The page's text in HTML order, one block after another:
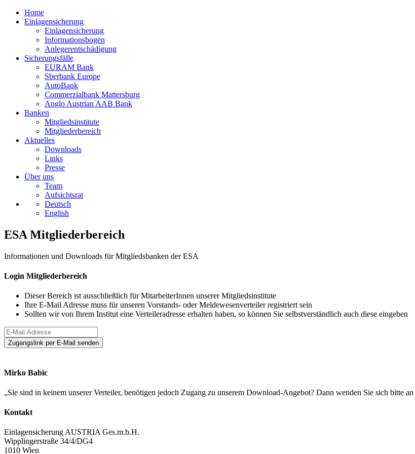
Home
Einlagensicherung
Einlagensicherung
Informationsbogen
Anlegerentschädigung
Sicherungsfälle
EURAM Bank
Sberbank Europe
AutoBank
Commerzialbank Mattersburg
Anglo Austrian AAB Bank
Banken
Mitgliedsinstitute
Mitgliederbereich
Aktuelles
Downloads
Links
Presse
Über uns
Team
Aufsichtsrat
Deutsch
English
ESA Mitgliederbereich
Informationen und Downloads für Mitgliedsbanken der ESA
Login Mitgliederbereich
Dieser Bereich ist ausschließlich für MitarbeiterInnen unserer Mitgliedsinstitute
Ihre E-Mail Adresse muss für unseren Vorstands- oder Meldewesenverteiler registriert sein
Sollten wir von Ihrem Institut eine Verteileradresse erhalten haben, so können Sie selbstverständlich auch diese eingeben
Zugangslink per E-Mail senden
Mirko Babic
„Sie sind in keinem unserer Verteiler, benötigen jedoch Zugang zu unserem Download-Angebot? Dann wenden Sie sich bitte an
Kontakt
Einlagensicherung AUSTRIA Ges.m.b.H.
Wipplingerstraße 34/4/DG4
1010 Wien